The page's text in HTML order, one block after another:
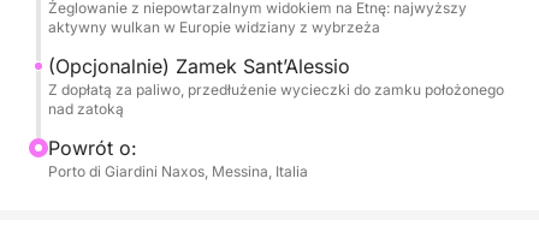
punktów widokowych w okolicy.
To, co czyni to przeżycie naprawdę wyjątkowym, to
dbałość o każdy szczegół: na pokładzie czekają na
Ciebie ręczniki, otwarty bar z napojami
bezalkoholowymi, lokalnymi winami, prosecco,
aperitifami w pojedynczych porcjach, deskami
Żeglowanie z niepowtarzalnym widokiem na Etnę: najwyższy
aktywny wulkan w Europie widziany z wybrzeża
(Opcjonalnie) Zamek Sant’Alessio
Z dopłatą za paliwo, przedłużenie wycieczki do zamku położonego
nad zatoką
Powrót o:
Porto di Giardini Naxos, Messina, Italia